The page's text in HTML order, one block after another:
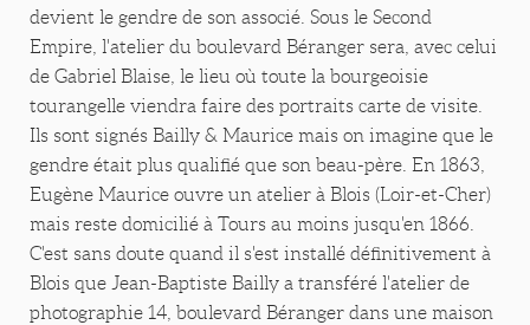
devient le gendre de son associé. Sous le Second
Empire, l'atelier du boulevard Béranger sera, avec celui
de Gabriel Blaise, le lieu où toute la bourgeoisie
tourangelle viendra faire des portraits carte de visite.
Ils sont signés Bailly & Maurice mais on imagine que le
gendre était plus qualifié que son beau-père. En 1863,
Eugène Maurice ouvre un atelier à Blois (Loir-et-Cher)
mais reste domicilié à Tours au moins jusqu'en 1866.
C'est sans doute quand il s'est installé définitivement à
Blois que Jean-Baptiste Bailly a transféré l'atelier de
photographie 14, boulevard Béranger dans une maison